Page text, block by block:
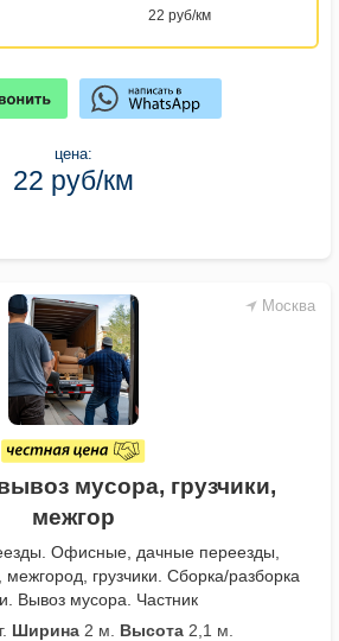
22 руб/км
цена:
22 руб/км
Москва
мусора, грузчики,
межгор
Офисные, дачные переезды,
грузчики. Сборка/разборка
Вывоз мусора. Частник
Ширина 2 м. Высота 2,1 м.